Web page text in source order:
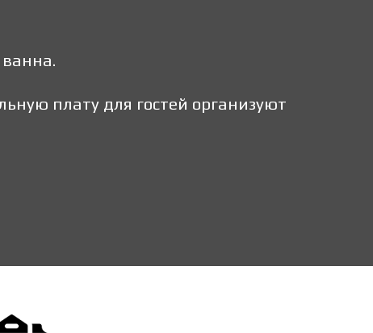
плату для гостей организуют